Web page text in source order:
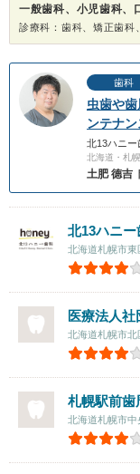
一般歯科、小児歯科、
歯科
虫歯や
ンテナン
北13ハニー
北海道・札
土肥 德吉
北13ハニー
北海道札幌市東
医療法人
北海道札幌市
札幌駅前歯
北海道札幌市